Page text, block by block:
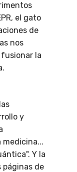
el gato
de
nos
la
y
medicina...
Y la
páginas de